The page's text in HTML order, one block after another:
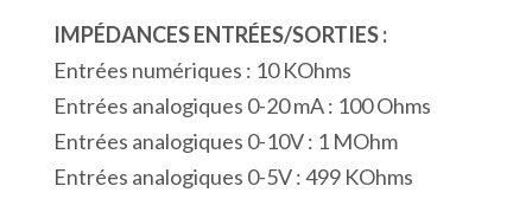
4
Entrées
Termocouples2
Sorties
Analogiques
IMPÉDANCES ENTRÉES/SORTIES :
Entrées numériques : 10 KOhms
Entrées analogiques 0-20 mA : 100 Ohms
Entrées analogiques 0-10V : 1 MOhm
Entrées analogiques 0-5V : 499 KOhms